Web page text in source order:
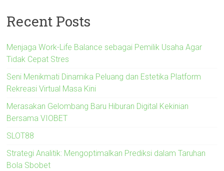
Recent Posts
Menjaga Work-Life Balance sebagai Pemilik Usaha Agar
Tidak Cepat Stres
Seni Menikmati Dinamika Peluang dan Estetika Platform
Rekreasi Virtual Masa Kini
Merasakan Gelombang Baru Hiburan Digital Kekinian
Bersama VIOBET
SLOT88
Strategi Analitik: Mengoptimalkan Prediksi dalam Taruhan
Bola Sbobet